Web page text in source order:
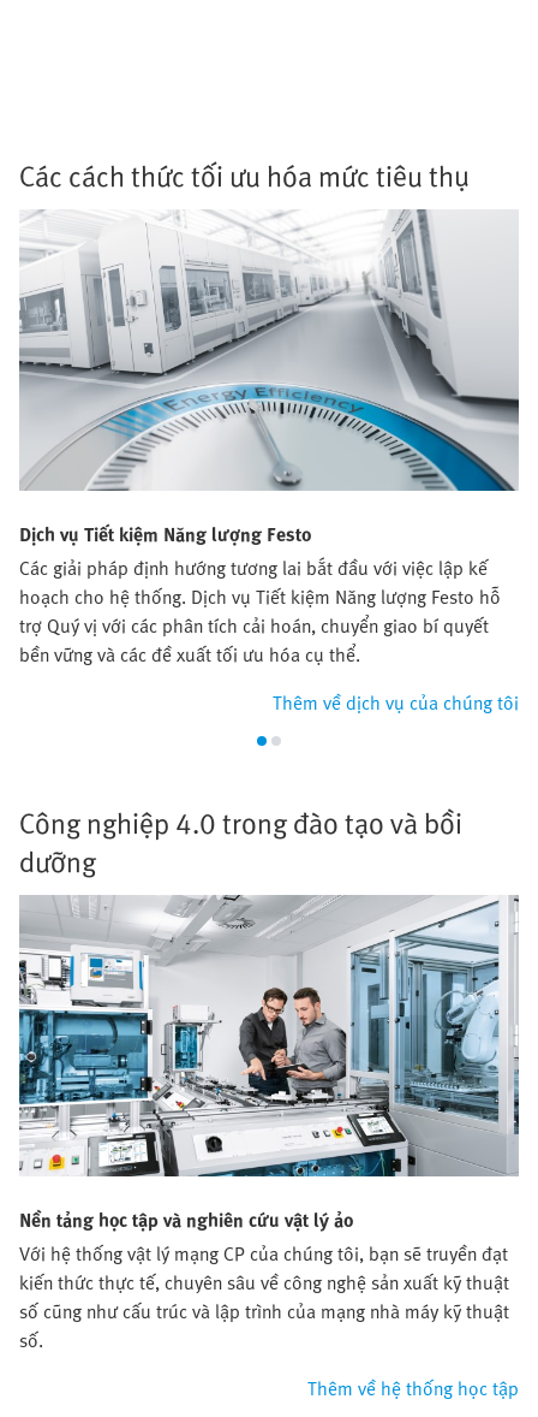
Các cách thức tối ưu hóa mức tiêu thụ
Dịch vụ Tiết kiệm Năng lượng Festo
Các giải pháp định hướng tương lai bắt đầu với việc lập kế
hoạch cho hệ thống. Dịch vụ Tiết kiệm Năng lượng Festo hỗ
trợ Quý vị với các phân tích cải hoán, chuyển giao bí quyết
bền vững và các đề xuất tối ưu hóa cụ thể.
Thêm về dịch vụ của chúng tôi
Công nghiệp 4.0 trong đào tạo và bồi
dưỡng
Nền tảng học tập và nghiên cứu vật lý ảo
Với hệ thống vật lý mạng CP của chúng tôi, bạn sẽ truyền đạt
kiến thức thực tế, chuyên sâu về công nghệ sản xuất kỹ thuật
số cũng như cấu trúc và lập trình của mạng nhà máy kỹ thuật
số.
Thêm về hệ thống học tập